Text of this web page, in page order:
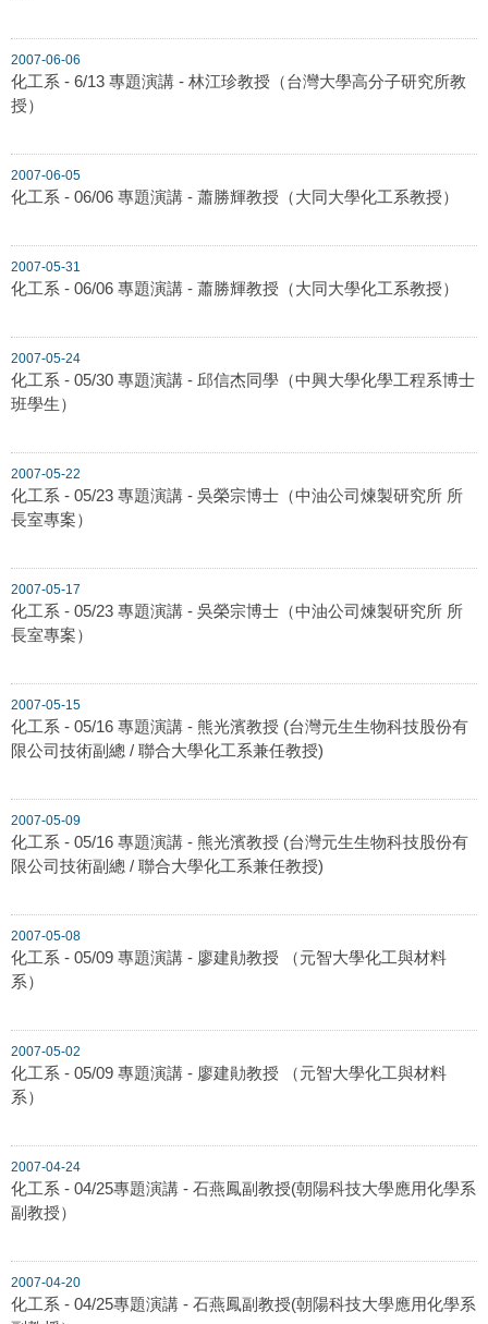
2007-06-06
化工系 - 6/13 專題演講 - 林江珍教授（台灣大學高分子研究所教
授）
2007-06-05
化工系 - 06/06 專題演講 - 蕭勝輝教授（大同大學化工系教授）
2007-05-31
化工系 - 06/06 專題演講 - 蕭勝輝教授（大同大學化工系教授）
2007-05-24
化工系 - 05/30 專題演講 - 邱信杰同學（中興大學化學工程系博士
班學生）
2007-05-22
化工系 - 05/23 專題演講 - 吳榮宗博士（中油公司煉製研究所 所
長室專案）
2007-05-17
化工系 - 05/23 專題演講 - 吳榮宗博士（中油公司煉製研究所 所
長室專案）
2007-05-15
化工系 - 05/16 專題演講 - 熊光濱教授 (台灣元生生物科技股份有
限公司技術副總 / 聯合大學化工系兼任教授)
2007-05-09
化工系 - 05/16 專題演講 - 熊光濱教授 (台灣元生生物科技股份有
限公司技術副總 / 聯合大學化工系兼任教授)
2007-05-08
化工系 - 05/09 專題演講 - 廖建勛教授 （元智大學化工與材料
系）
2007-05-02
化工系 - 05/09 專題演講 - 廖建勛教授 （元智大學化工與材料
系）
2007-04-24
化工系 - 04/25專題演講 - 石燕鳳副教授(朝陽科技大學應用化學系
副教授）
2007-04-20
化工系 - 04/25專題演講 - 石燕鳳副教授(朝陽科技大學應用化學系